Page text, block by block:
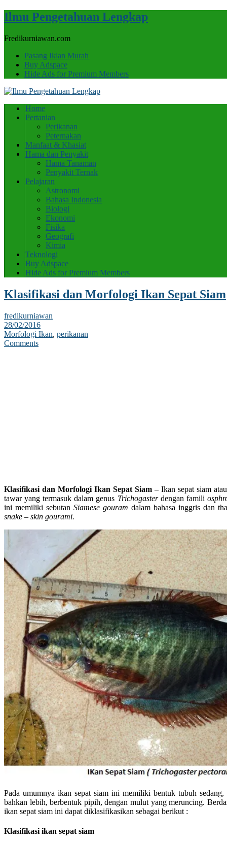
Ilmu Pengetahuan Lengkap
Fredikurniawan.com
Pasang Iklan Murah
Buy Adspace
Hide Ads for Premium Members
Home
Pertanian
Perikanan
Peternakan
Manfaat & Khasiat
Hama dan Penyakit
Hama Tanaman
Penyakit Ternak
Pelajaran
Astronomi
Bahasa Indonesia
Biologi
Ekonomi
Fisika
Geografi
Kimia
Teknologi
Buy Adspace
Hide Ads for Premium Members
Klasifikasi dan Morfologi Ikan Sepat Siam
fredikurniawan
28/02/2016
Morfologi Ikan, perikanan
Comments
Klasifikasi dan Morfologi Ikan Sepat Siam– Ikan sepat siam
tawar yang termasuk dalam genus Trichogaster dengan famili
ini memiliki sebutanSiamese gouramdalam bahasa inggris dan
snake – skin gourami.
Pada umumnya ikan sepat siam ini memiliki bentuk tubuh
bahkan lebih, berbentuk pipih, dengan mulut yang meruncing.
ikan sepat siam ini dapat diklasifikasikan sebagai berikut :
Klasifikasi ikan sepat siam